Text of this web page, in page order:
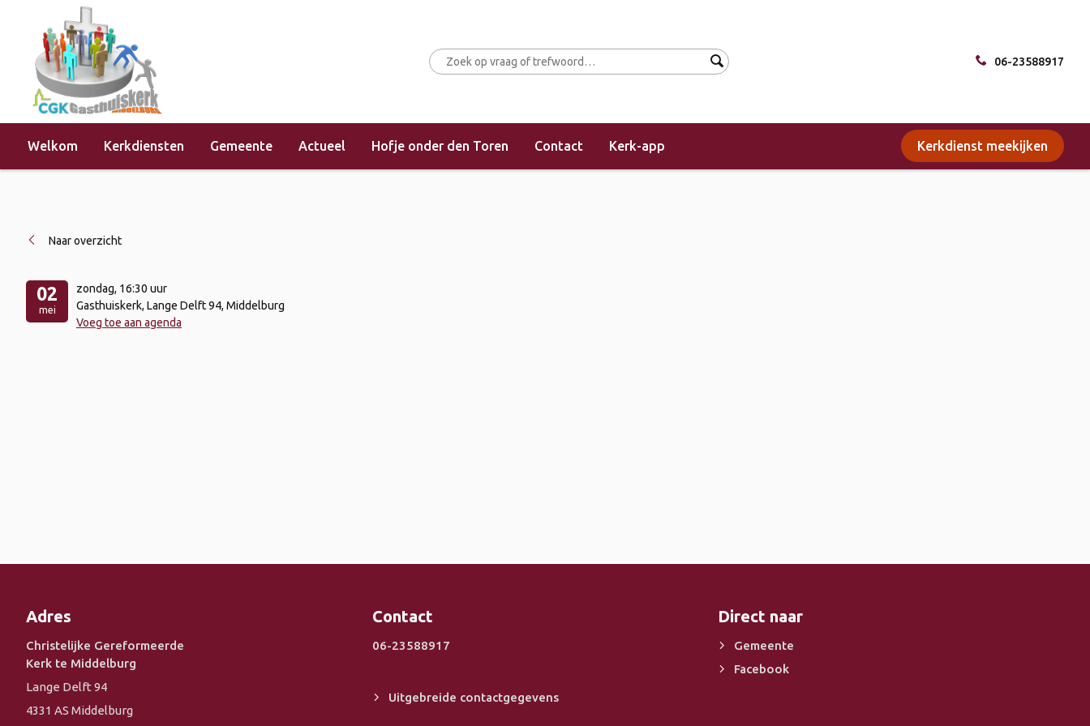
06-23588917
Welkom Kerkdiensten Gemeente Actueel Hofje onder den Toren Contact Kerk-app Kerkdienst meekijken
Home »Evenementen »Kerkdienst (middagdienst)
Naar overzicht
02
mei
zondag, 16:30 uur
Gasthuiskerk, Lange Delft 94, Middelburg
Voeg toe aan agenda
Adres
Christelijke Gereformeerde
Kerk te Middelburg
Lange Delft 94
4331 AS Middelburg
Contact
06-23588917
Uitgebreide contactgegevens
Direct naar
Gemeente
Facebook